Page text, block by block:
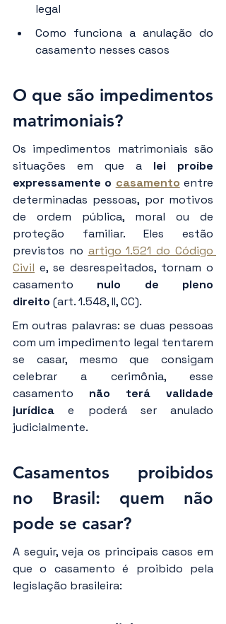
legal
Como funciona a anulação do
casamento nesses casos
O que são impedimentos
matrimoniais?
Os impedimentos matrimoniais são
situações em que a lei proíbe
expressamente o casamento entre
determinadas pessoas, por motivos
de ordem pública, moral ou de
proteção familiar. Eles estão
previstos no artigo 1.521 do Código
Civil e, se desrespeitados, tornam o
casamento nulo de pleno
direito (art. 1.548, II, CC).
Em outras palavras: se duas pessoas
com um impedimento legal tentarem
se casar, mesmo que consigam
celebrar a cerimônia, esse
casamento não terá validade
jurídica e poderá ser anulado
judicialmente.
Casamentos proibidos
no Brasil: quem não
pode se casar?
A seguir, veja os principais casos em
que o casamento é proibido pela
legislação brasileira: